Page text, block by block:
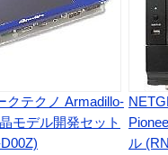
クテクノ Armadillo-
モデル開発セット
ル